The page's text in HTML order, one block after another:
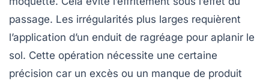
passage. Les irrégularités plus larges requièrent
l’application d’un enduit de ragréage pour aplanir le
sol. Cette opération nécessite une certaine
précision car un excès ou un manque de produit